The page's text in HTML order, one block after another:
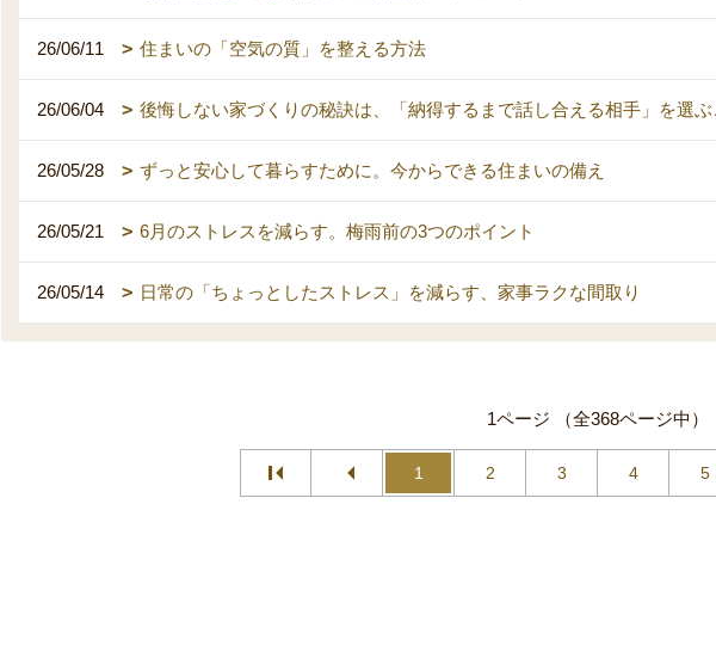
26/06/11 住まいの「空気の質」を整える方法
26/06/04 後悔しない家づくりの秘訣は、「納得するまで話し合える相手」を選
26/05/28 ずっと安心して暮らすために。今からできる住まいの備え
26/05/21 6月のストレスを減らす。梅雨前の3つのポイント
26/05/14 日常の「ちょっとしたストレス」を減らす、家事ラクな間取り
1ページ （全368ページ中）
1 2 3 4 5